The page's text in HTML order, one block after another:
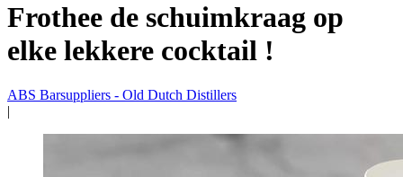
Frothee de schuimkraag op
elke lekkere cocktail !
ABS Barsuppliers - Old Dutch Distillers
|